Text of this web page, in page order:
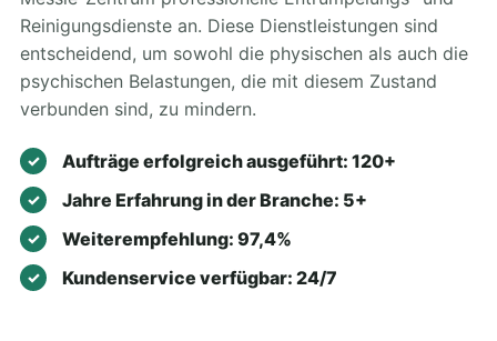
Reinigungsdienste an. Diese Dienstleistungen sind
entscheidend, um sowohl die physischen als auch die
psychischen Belastungen, die mit diesem Zustand
verbunden sind, zu mindern.
Aufträge erfolgreich ausgeführt: 120+
Jahre Erfahrung in der Branche: 5+
Weiterempfehlung: 97,4%
Kundenservice verfügbar: 24/7